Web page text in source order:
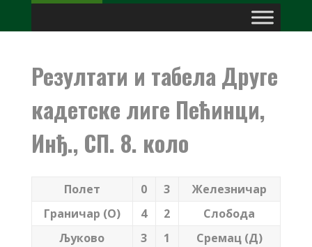
Резултати и табела Друге
кадетске лиге Пећинци,
Инђ., СП. 8. коло
Полет 0 3
Железничар
Граничар (О)
4 2
Слобода
Љуково
3 1
Сремац (Д)